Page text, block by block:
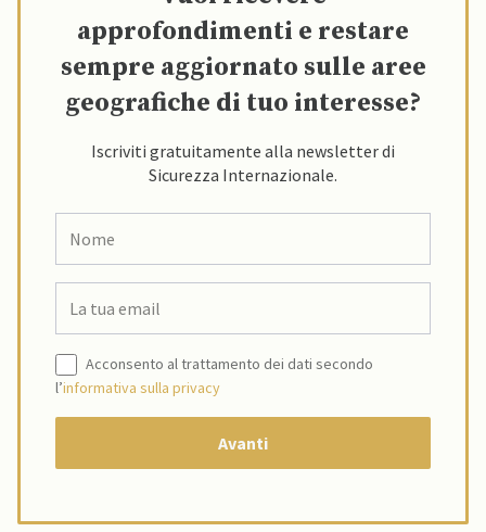
approfondimenti e restare
sempre aggiornato sulle aree
geografiche di tuo interesse?
Iscriviti gratuitamente alla newsletter di
Sicurezza Internazionale.
Acconsento al trattamento dei dati secondo
l’informativa sulla privacy